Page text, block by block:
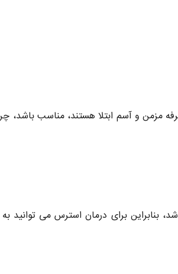
مزمن و آسم ابتلا هستند، مناسب باشد،
بنابراین برای درمان استرس می توانید